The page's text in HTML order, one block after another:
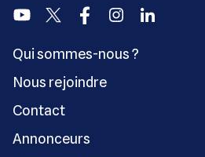
YoutubeTwitter FacebookInstagramLinkedin
Qui sommes-nous ?
Nous rejoindre
Contact
Annonceurs